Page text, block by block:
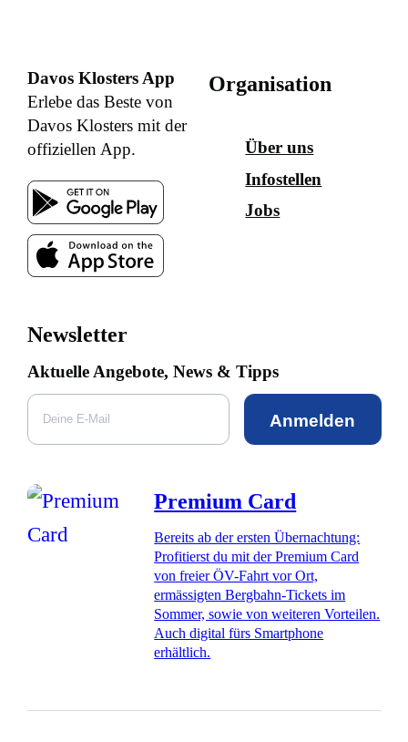
Davos Klosters App
Erlebe das Beste von
Davos Klosters mit der
offiziellen App.
Organisation
Über uns
Infostellen
Jobs
Newsletter
Aktuelle Angebote, News & Tipps
Anmelden
Premium Card
Bereits ab der ersten Übernachtung:
Profitierst du mit der Premium Card
von freier ÖV-Fahrt vor Ort,
ermässigten Bergbahn-Tickets im
Sommer, sowie von weiteren Vorteilen.
Auch digital fürs Smartphone
erhältlich.